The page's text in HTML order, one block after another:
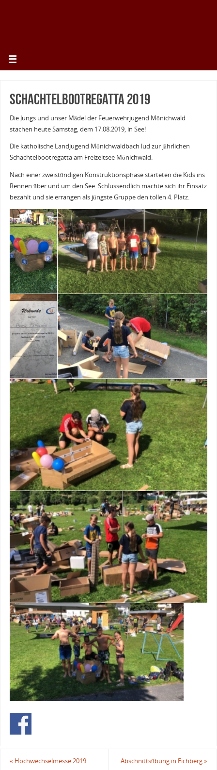
Schachtelbootregatta 2019
Die Jungs und unser Mädel der Feuerwehrjugend Mönichwald
stachen heute Samstag, dem 17.08.2019, in See!
Die katholische Landjugend Mönichwaldbach lud zur jährlichen
Schachtelbootregatta am Freizeitsee Mönichwald.
Nach einer zweistündigen Konstruktionsphase starteten die Kids ins
Rennen über und um den See. Schlussendlich machte sich ihr Einsatz
bezahlt und sie errangen als jüngste Gruppe den tollen 4. Platz.
« Hochwechselmesse 2019 Abschnittsübung in Eichberg»